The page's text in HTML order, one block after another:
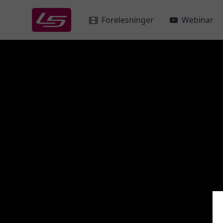
Forelesninger Webinar